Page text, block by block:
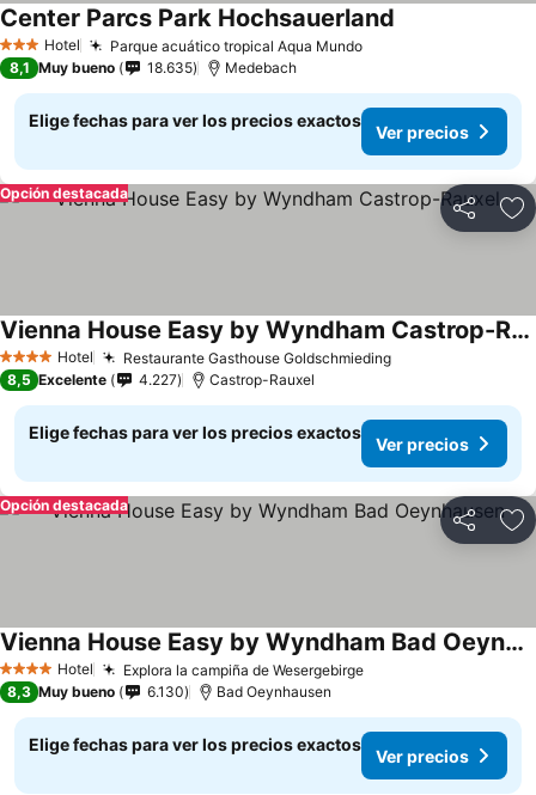
3 Estrellas
Hotel Parque acuático tropical Aqua MundoVer precios
Center Parcs Park Hochsauerland
8,1 Muy bueno 18.635 Medebach
Elige fechas para ver los precios exactos
Ver precios
Compartir
Opción destacada
4 EstrellasHotel Restaurante Gasthouse GoldschmiedingVer precios
Vienna House Easy by Wyndham Castrop-Rauxel
Ver precios
8,5 Excelente 4.227 Castrop-Rauxel
Elige fechas para ver los precios exactos
Ver precios
Compartir
Opción destacada
4 EstrellasHotel Explora la campiña de WesergebirgeVer precios
Vienna House Easy by Wyndham Bad Oeynhausen
Ver precios
8,3 Muy bueno 6.130 Bad Oeynhausen
Elige fechas para ver los precios exactos
Ver precios